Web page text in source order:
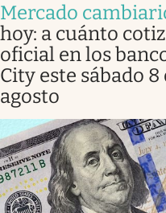
Mercado
hoy: a cuánto
oficial en los
City este sábado 8
agosto